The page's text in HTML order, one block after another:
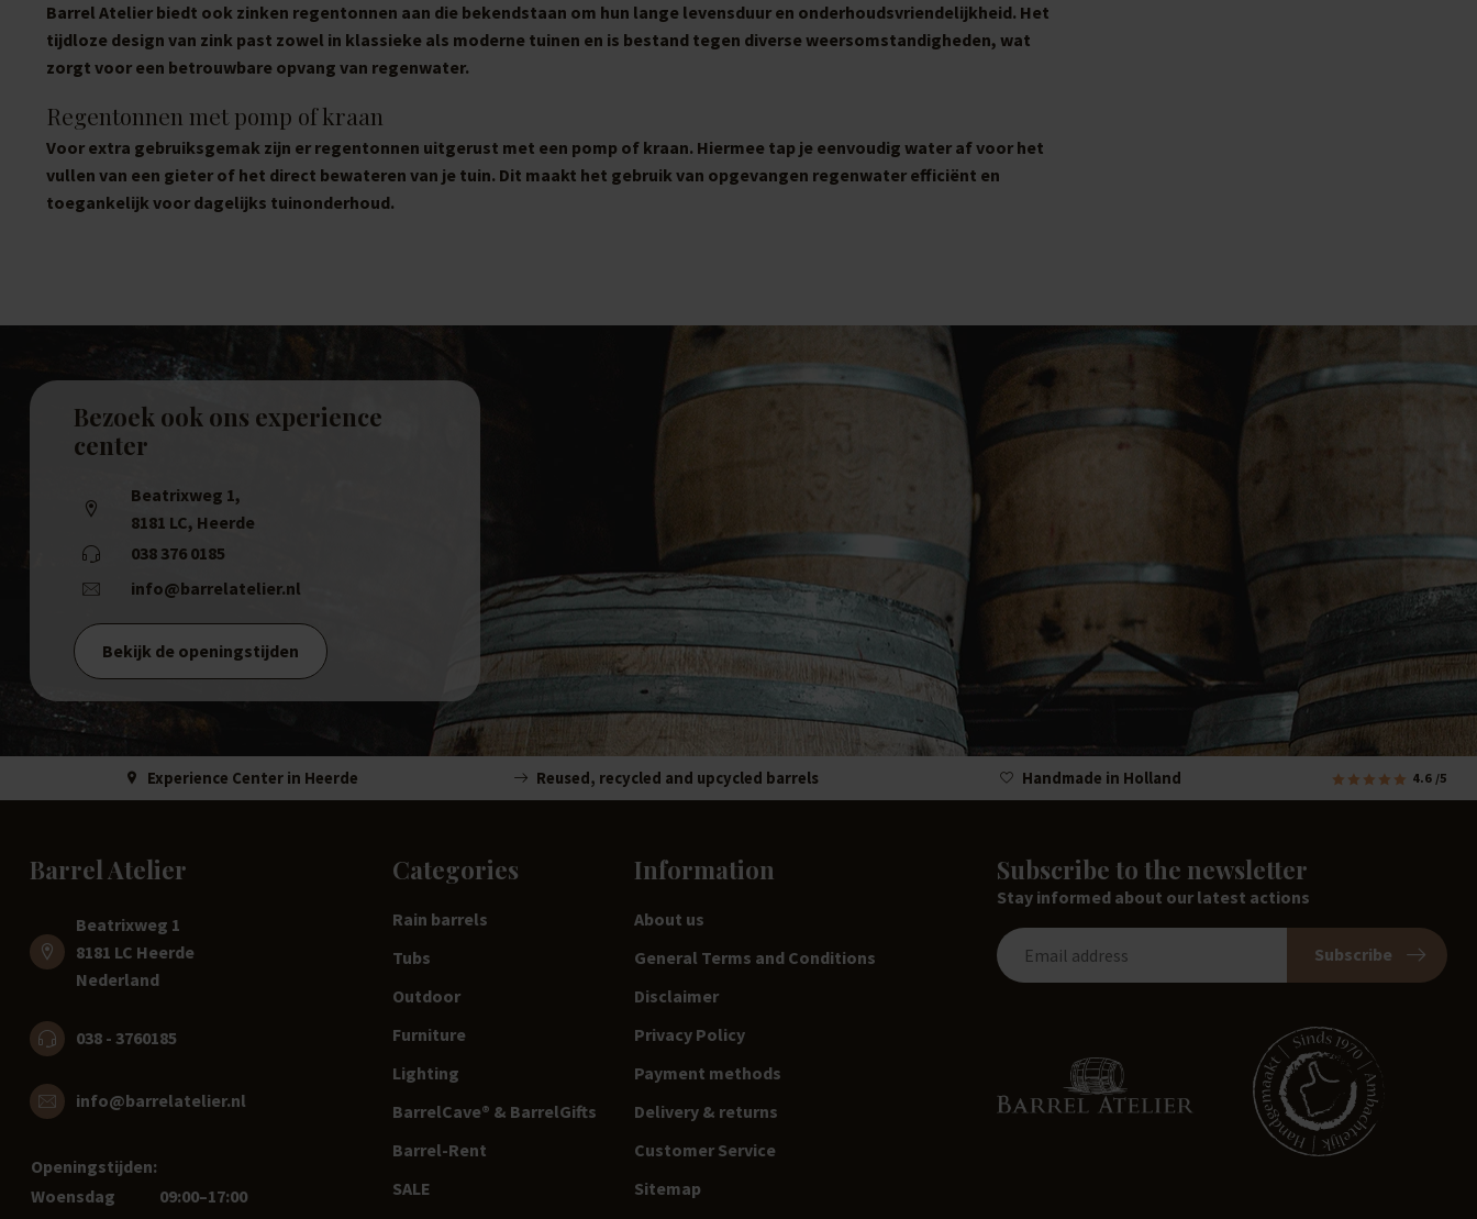
Barrel Atelier biedt ook zinken regentonnen aan die bekendstaan om hun lange levensduur en onderhoudsvriendelijkheid. Het
tijdloze design van zink past zowel in klassieke als moderne tuinen en is bestand tegen diverse weersomstandigheden, wat
zorgt voor een betrouwbare opvang van regenwater.
Regentonnen met pomp of kraan
Voor extra gebruiksgemak zijn er regentonnen uitgerust met een pomp of kraan. Hiermee tap je eenvoudig water af voor het
vullen van een gieter of het direct bewateren van je tuin. Dit maakt het gebruik van opgevangen regenwater efficiënt en
toegankelijk voor dagelijks tuinonderhoud.
Bezoek ook ons experience
center
Beatrixweg 1,
8181 LC, Heerde
038 376 0185
info@barrelatelier.nl
Bekijk de openingstijden
Experience Center in Heerde Reused, recycled and upcycled barrels Handmade in Holland 4.6 /5
Barrel Atelier
Beatrixweg 1
8181 LC Heerde
Nederland
038 - 3760185
info@barrelatelier.nl
Openingstijden:
Woensdag
09:00–17:00
Categories
Rain barrels
Tubs
Outdoor
Furniture
Lighting
BarrelCave® & BarrelGifts
Barrel-Rent
SALE
Information
About us
General Terms and Conditions
Disclaimer
Privacy Policy
Payment methods
Delivery & returns
Customer Service
Sitemap
Subscribe to the newsletter
Stay informed about our latest actions
Subscribe